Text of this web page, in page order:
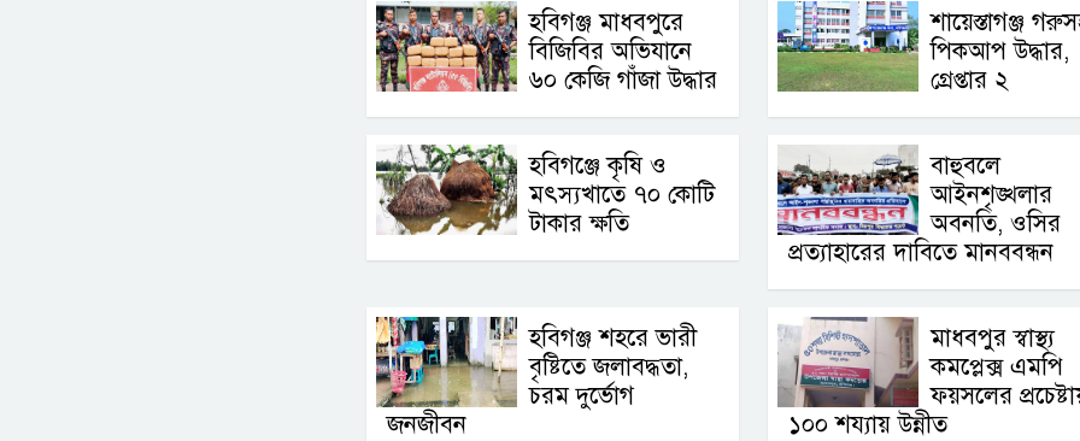
হবিগঞ্জ মাধবপুরে
বিজিবির অভিযানে
৬০ কেজি গাঁজা উদ্ধার
শায়েস্তাগঞ্জ
পিকআপ উদ্ধার,
গ্রেপ্তার ২
হবিগঞ্জে কৃষি ও
মৎস্যখাতে ৭০ কোটি
টাকার ক্ষতি
বাহুবলে
আইনশৃঙ্খলার
অবনতি, ওসির
প্রত্যাহারের দাবিতে মানববন্ধন
হবিগঞ্জ শহরে ভারী
বৃষ্টিতে জলাবদ্ধতা,
চরম দুর্ভোগ
জনজীবন
মাধবপুর স্বাস্থ্য
কমপ্লেক্স এমপি
ফয়সলের
১০০ শয্যায় উন্নীত